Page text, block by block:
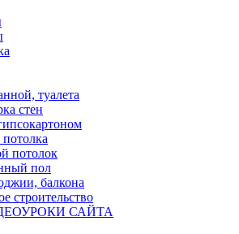
туалета
стен
потолок
пол
балкона
строительство
САЙТА